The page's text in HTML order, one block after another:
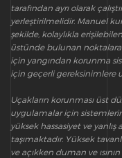
tarafından ayrı olarak
yerleştirilmelidir. Manuel
şekilde, kolaylıkla
üstünde bulunan noktalara
için yangından korunma
için geçerli gereksinimlere
Uçakların korunması üst
uygulamalar için
yüksek hassasiyet ve
taşımaktadır. Yüksek
ve açıkken duman ve